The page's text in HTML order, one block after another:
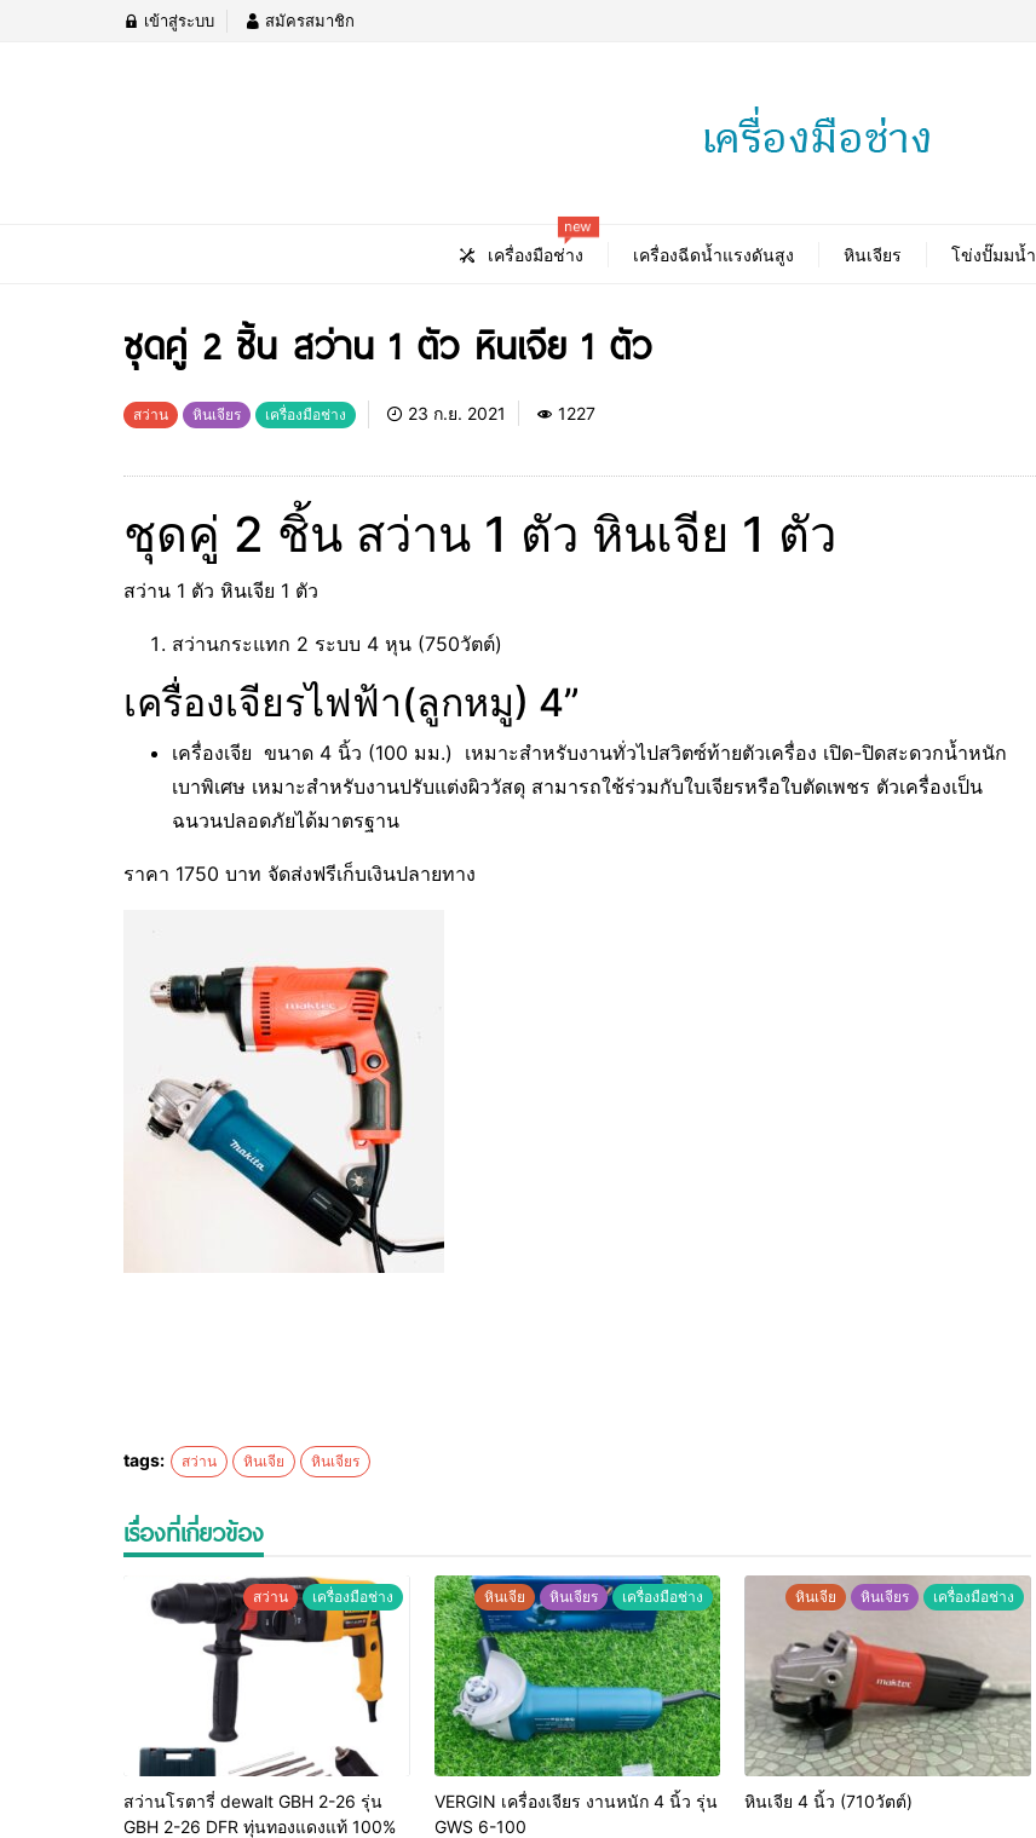
เข้าสู่ระบบ สมัครสมาชิก
เครื่องมือช่าง
new
เครื่องฉีดน้ำแรงดันสูง หินเจียร โข่งปั๊มมน้ำ
ชุดคู่ 2 ชิ้น สว่าน 1 ตัว หินเจีย 1 ตัว
สว่าน หินเจียร เครื่องมือช่าง 23 ก.ย. 2021 1227
ชุดคู่ 2 ชิ้น สว่าน 1 ตัว หินเจีย 1 ตัว
สว่าน 1 ตัว หินเจีย 1 ตัว
สว่านกระแทก 2 ระบบ 4 หุน (750วัตต์)
เครื่องเจียรไฟฟ้า(ลูกหมู) 4”
เครื่องเจีย ขนาด 4 นิ้ว (100 มม.) เหมาะสำหรับงานทั่วไปสวิตซ์ท้ายตัวเครื่อง เปิด-ปิดสะดวกน้ำหนัก
เบาพิเศษ เหมาะสำหรับงานปรับแต่งผิววัสดุ สามารถใช้ร่วมกับใบเจียรหรือใบตัดเพชร ตัวเครื่องเป็น
ฉนวนปลอดภัยได้มาตรฐาน
ราคา 1750 บาท จัดส่งฟรีเก็บเงินปลายทาง
tags: สว่าน หินเจีย หินเจียร
เรื่องที่เกี่ยวข้อง
สว่าน เครื่องมือช่าง
สว่านโรตารี่ dewalt GBH 2-26 รุ่น
GBH 2-26 DFR ทุ่นทองแดงแท้ 100%
หินเจีย หินเจียร เครื่องมือช่าง
VERGIN เครื่องเจียร งานหนัก 4 นิ้ว รุ่น
GWS 6-100
หินเจีย หินเจียร เครื่องมือช่าง
หินเจีย 4 นิ้ว (710วัตต์)